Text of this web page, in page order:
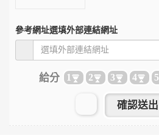
參考網址選填外部連結網址
給分 1 2 3 4 5